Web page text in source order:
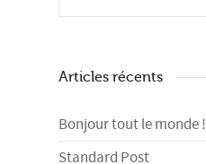
Articles récents
Bonjour tout le monde !
Standard Post